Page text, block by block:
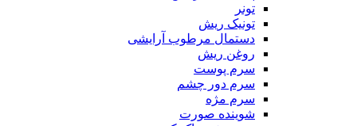
تونر
تونیک ریش
دستمال مرطوب آرایشی
روغن ریش
سرم پوست
سرم دور چشم
سرم مژه
شوینده صورت